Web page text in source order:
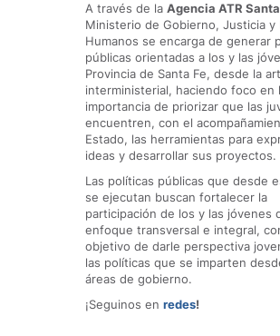
A través de la Agencia ATR
Ministerio de Gobierno, Justicia y
Humanos se encarga de generar
públicas orientadas a los y las
Provincia de Santa Fe, desde la
interministerial, haciendo foco en
importancia de priorizar que las
encuentren, con el
Estado, las herramientas para
ideas y desarrollar sus proyectos.
Las políticas públicas que desde
se ejecutan buscan fortalecer la
participación de los y las jóvenes
enfoque transversal e integral,
objetivo de darle perspectiva
las políticas que se imparten
áreas de gobierno.
¡Seguinos en redes!